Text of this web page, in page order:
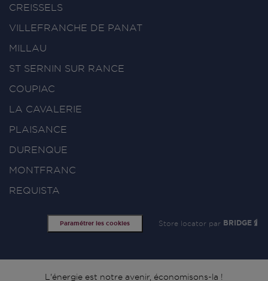
CREISSELS
VILLEFRANCHE DE PANAT
MILLAU
ST SERNIN SUR RANCE
COUPIAC
LA CAVALERIE
PLAISANCE
DURENQUE
MONTFRANC
REQUISTA
Paramétrer les cookies Store locator par BRIDGE
L'énergie est notre avenir, économisons-la !